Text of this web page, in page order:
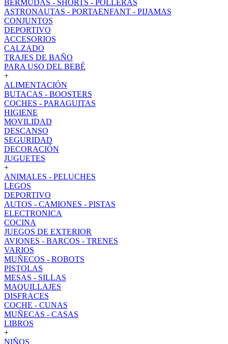
BERMUDAS - SHORTS - POLLERAS
ASTRONAUTAS - PORTAENFANT - PIJAMAS
CONJUNTOS
DEPORTIVO
ACCESORIOS
CALZADO
TRAJES DE BAÑO
PARA USO DEL BEBÉ
+
ALIMENTACIÓN
BUTACAS - BOOSTERS
COCHES - PARAGUITAS
HIGIENE
MOVILIDAD
DESCANSO
SEGURIDAD
DECORACIÓN
JUGUETES
+
ANIMALES - PELUCHES
LEGOS
DEPORTIVO
AUTOS - CAMIONES - PISTAS
ELECTRONICA
COCINA
JUEGOS DE EXTERIOR
AVIONES - BARCOS - TRENES
VARIOS
MUÑECOS - ROBOTS
PISTOLAS
MESAS - SILLAS
MAQUILLAJES
DISFRACES
COCHE - CUNAS
MUÑECAS - CASAS
LIBROS
+
NIÑOS